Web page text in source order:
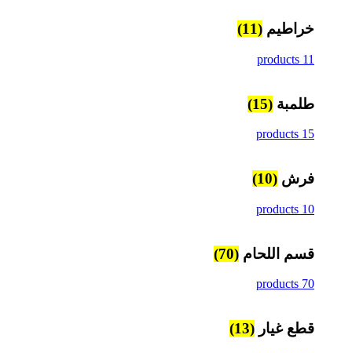
خراطيم (11)
11 products
طلمبة (15)
15 products
فرش (10)
10 products
قسم اللحام (70)
70 products
قطع غيار (13)